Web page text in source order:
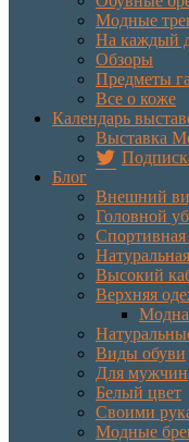
Модные
На каждый
Обзоры
Предметы
Все о коже
Календарь
Выставка
Блог
Внешний
Головной
Спортивная
Высокий
Верхняя
Виды обуви
Для мужчин
Белый цвет
Своими
Модные